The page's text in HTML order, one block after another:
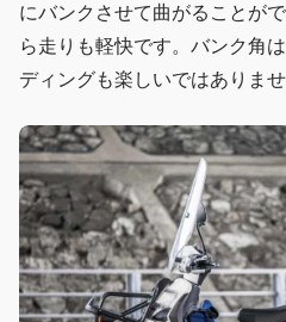
にバンクさせて曲がることが
ら走りも軽快です。バンク角
ディングも楽しいではありませ